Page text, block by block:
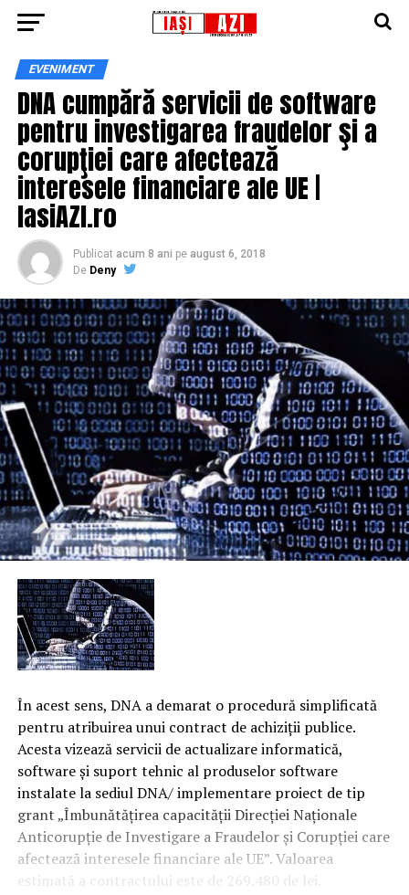
EVENIMENT
DNA cumpără servicii de software
pentru investigarea fraudelor şi a
corupţiei care afectează
interesele financiare ale UE |
IasiAZI.ro
Publicat acum 8 ani pe august 6, 2018
De Deny
În acest sens, DNA a demarat o procedură simplificată
pentru atribuirea unui contract de achiziţii publice.
Acesta vizează servicii de actualizare informatică,
software şi suport tehnic al produselor software
instalate la sediul DNA/ implementare proiect de tip
grant „Îmbunătăţirea capacităţii Direcţiei Naţionale
Anticorupţie de Investigare a Fraudelor şi Corupţiei care
afectează interesele financiare ale UE”. Valoarea
estimată a contractului este de 269.480 de lei.